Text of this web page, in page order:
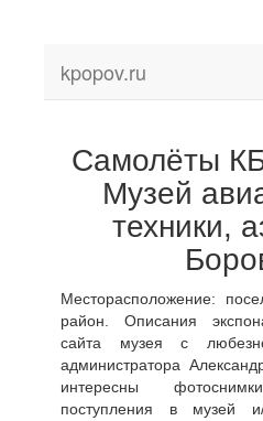
kpopov.ru
Самолёты
Музей
техники,
Месторасположение:
район. Описания
сайта музея с
администратора
интересны
поступления в музей